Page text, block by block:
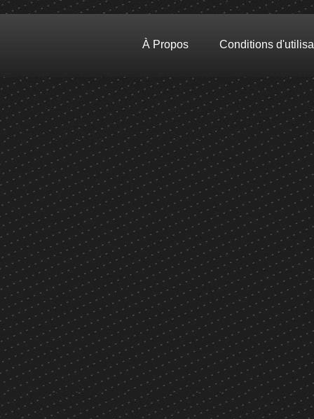
À Propos Conditions